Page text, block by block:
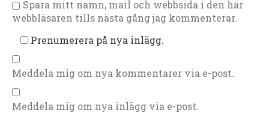
Spara mitt namn, mail och webbsida i den här
webbläsaren tills nästa gång jag kommenterar.
Prenumerera på nya inlägg.
Meddela mig om nya kommentarer via e-post.
Meddela mig om nya inlägg via e-post.